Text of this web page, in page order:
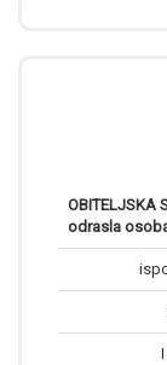
OBITELJSKA
odrasla